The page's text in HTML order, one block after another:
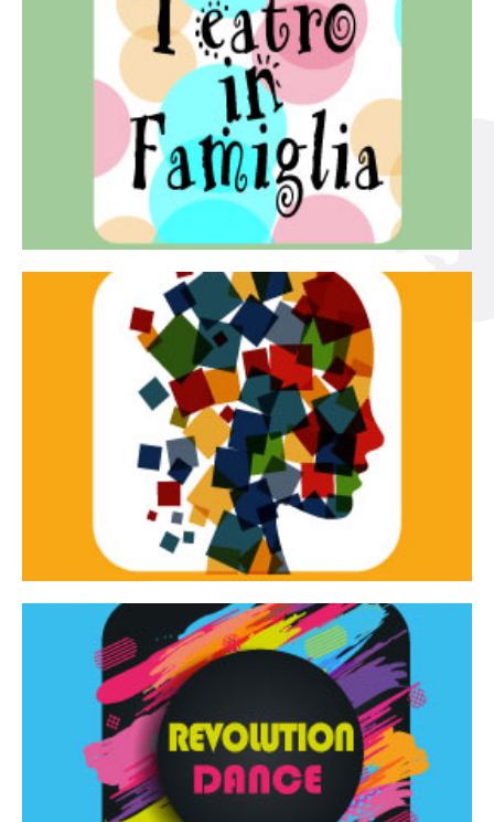
Teatro in famiglia
Teatro In Famiglia è una rassegna di teatro concepita
per far condividere e godere del teatro all’intera
famiglia.
Continua
Tracce dinamiche
Tracce Dinamiche è una rassegna di teatro
d’innovazione e sperimentale.
Continua
Revolution Dance
Rassegna di danza contemporanea – I Edizione